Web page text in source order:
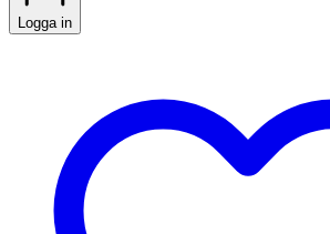
Logga in